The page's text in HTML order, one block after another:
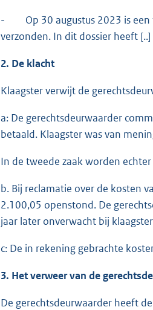
- Op 30 augustus 2023 is een
verzonden. In dit dossier heeft
2. De klacht
Klaagster verwijt de
a: De gerechtsdeurwaarder
betaald. Klaagster was van
In de tweede zaak worden
b. Bij reclamatie over de kosten
2.100,05 openstond. De
jaar later onverwacht bij
c: De in rekening gebrachte
3. Het verweer van de
De gerechtsdeurwaarder heeft